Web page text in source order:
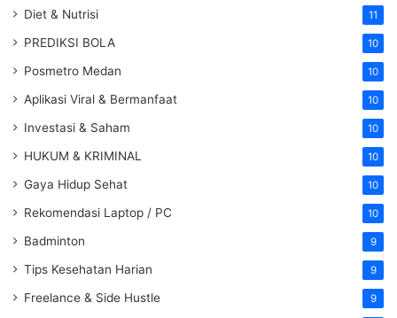
Diet & Nutrisi 11
PREDIKSI BOLA 10
Posmetro Medan 10
Aplikasi Viral & Bermanfaat 10
Investasi & Saham 10
HUKUM & KRIMINAL 10
Gaya Hidup Sehat 10
Rekomendasi Laptop / PC 10
Badminton 9
Tips Kesehatan Harian 9
Freelance & Side Hustle 9